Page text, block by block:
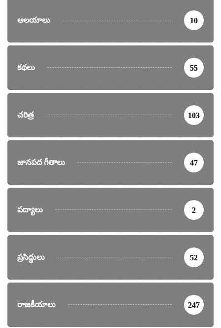
ఆలయాలు 10
కథలు 55
చరిత్ర 103
జానపద గీతాలు 47
పద్యాలు 2
ప్రసిద్ధులు 52
రాజకీయాలు 247